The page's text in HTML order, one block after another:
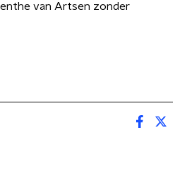
van Artsen zonder